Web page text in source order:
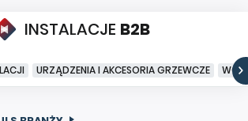
INSTALACJE B2B
URZĄDZENIA I AKCESORIA GRZEWCZE